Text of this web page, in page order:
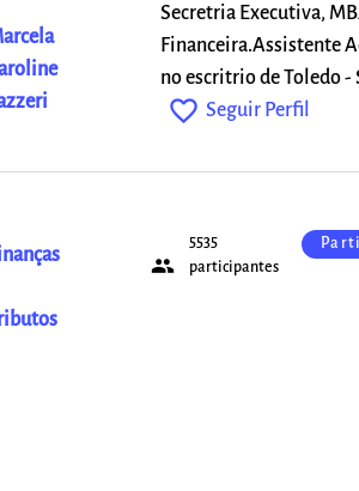
Secretria Executiva,
Financeira.Assistente
no escritrio de Toledo -
favorite_outline Seguir Perfil
people
5535
participantes